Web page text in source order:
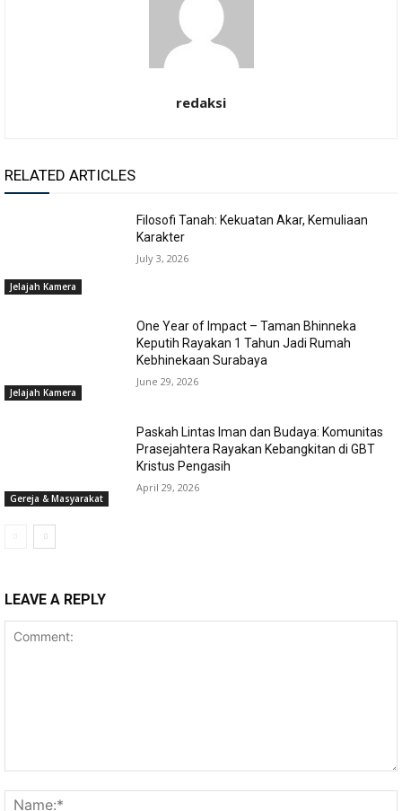
redaksi
RELATED ARTICLES
Jelajah Kamera
Filosofi Tanah: Kekuatan Akar, Kemuliaan
Karakter
July 3, 2026
Jelajah Kamera
One Year of Impact – Taman Bhinneka
Keputih Rayakan 1 Tahun Jadi Rumah
Kebhinekaan Surabaya
June 29, 2026
Gereja & Masyarakat
Paskah Lintas Iman dan Budaya: Komunitas
Prasejahtera Rayakan Kebangkitan di GBT
Kristus Pengasih
April 29, 2026
LEAVE A REPLY